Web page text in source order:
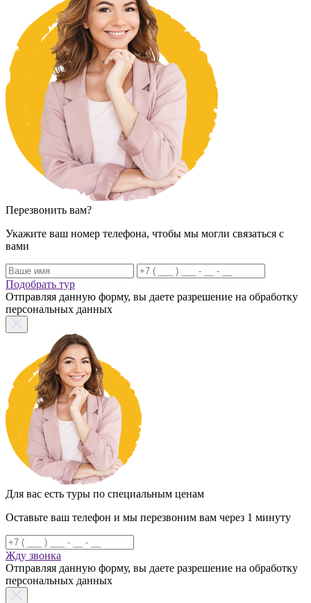
Перезвонить вам?
Укажите ваш номер телефона, чтобы мы могли связаться с
вами
Подобрать тур
Отправляя данную форму, вы даете разрешение на обработку
персональных данных
Для вас есть туры по специальным ценам
Оставьте ваш телефон и мы перезвоним вам через 1 минуту
Жду звонка
Отправляя данную форму, вы даете разрешение на обработку
персональных данных